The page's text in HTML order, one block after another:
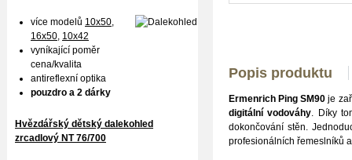
Popis produktu
Ermenrich Ping SM90je
digitální vodováhy . Díky
dokončování stěn.
profesionálních řemeslníků
více modelů 10x50,
16x50, 10x42
vyníkající poměr
cena/kvalita
antireflexní optika
pouzdro a 2 dárky
Hvězdářský dětský dalekohled
zrcadlový NT 76/700